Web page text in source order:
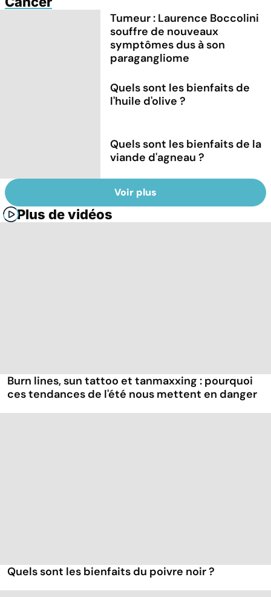
Tumeur : Laurence Boccolini
souffre de nouveaux
symptômes dus à son
paragangliome
Quels sont les bienfaits de
l'huile d'olive ?
Quels sont les bienfaits de la
viande d'agneau ?
Voir plus
Plus de vidéos
Burn lines, sun tattoo et tanmaxxing : pourquoi
ces tendances de l'été nous mettent en danger
Quels sont les bienfaits du poivre noir ?